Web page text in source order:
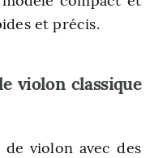
et précis.
violon classique
violon avec des